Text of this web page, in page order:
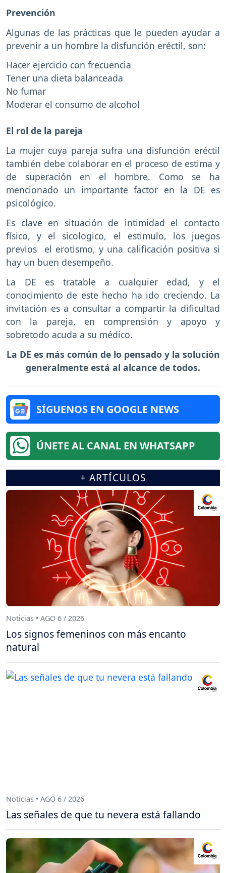
Prevención
Algunas de las prácticas que le pueden ayudar a
prevenir a un hombre la disfunción eréctil, son:
Hacer ejercicio con frecuencia
Tener una dieta balanceada
No fumar
Moderar el consumo de alcohol
El rol de la pareja
La mujer cuya pareja sufra una disfunción eréctil
también debe colaborar en el proceso de estima y
de superación en el hombre. Como se ha
mencionado un importante factor en la DE es
psicológico.
Es clave en situación de intimidad el contacto
físico, y el sicologico, el estimulo, los juegos
previos el erotismo, y una calificación positiva si
hay un buen desempeño.
La DE es tratable a cualquier edad, y el
conocimiento de este hecho ha ido creciendo. La
invitación es a consultar a compartir la dificultad
con la pareja, en comprensión y apoyo y
sobretodo acuda a su médico.
La DE es más común de lo pensado y la solución
generalmente está al alcance de todos.
SÍGUENOS EN GOOGLE NEWS
ÚNETE AL CANAL EN WHATSAPP
+ ARTÍCULOS
Noticias • AGO 6 / 2026
Los signos femeninos con más encanto
natural
Noticias • AGO 6 / 2026
Las señales de que tu nevera está fallando